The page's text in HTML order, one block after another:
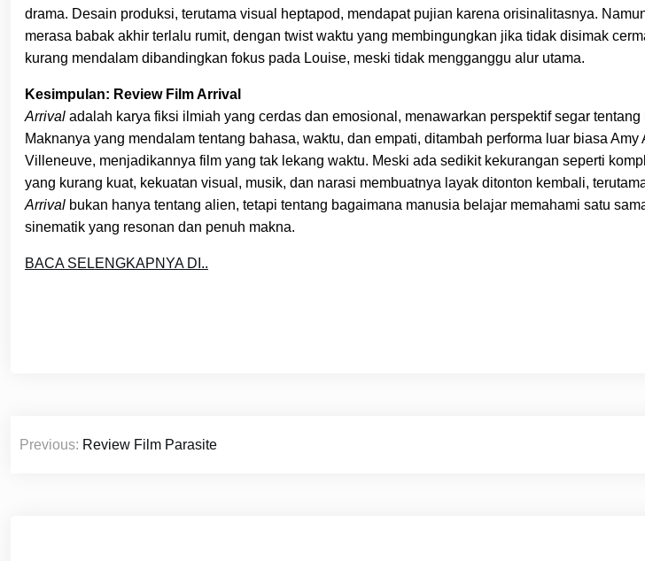
drama. Desain produksi, terutama visual heptapod, mendapat pujian karena orisinalitasnya.
merasa babak akhir terlalu rumit, dengan twist waktu yang membingungkan jika tidak disimak
kurang mendalam dibandingkan fokus pada Louise, meski tidak mengganggu alur utama.
Kesimpulan: Review Film Arrival
Arrival adalah karya fiksi ilmiah yang cerdas dan emosional, menawarkan perspektif segar
Maknanya yang mendalam tentang bahasa, waktu, dan empati, ditambah performa luar biasa
Villeneuve, menjadikannya film yang tak lekang waktu. Meski ada sedikit kekurangan seperti
yang kurang kuat, kekuatan visual, musik, dan narasi membuatnya layak ditonton kembali,
Arrival bukan hanya tentang alien, tetapi tentang bagaimana manusia belajar memahami satu
sinematik yang resonan dan penuh makna.
BACA SELENGKAPNYA DI..
navigation
Previous: Review Film Parasite